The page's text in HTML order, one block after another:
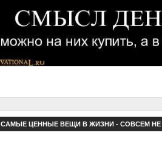
САМЫЕ ЦЕННЫЕ ВЕЩИ В ЖИЗНИ - СОВСЕМ НЕ